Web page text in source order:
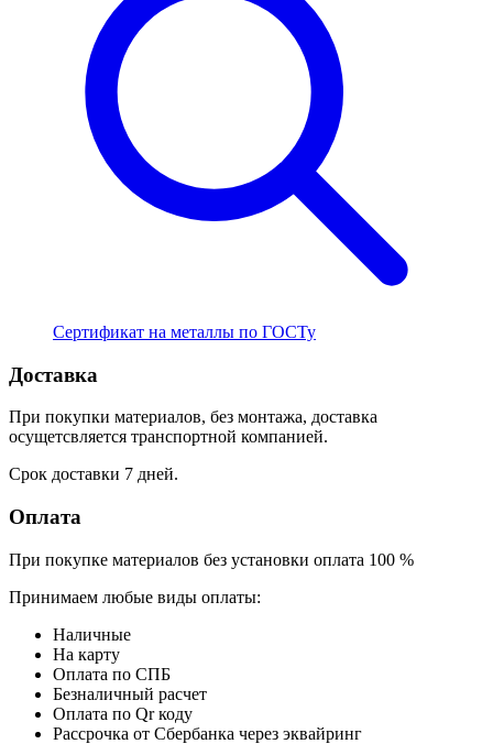
Сертификат на металлы по ГОСТу
Доставка
При покупки материалов, без монтажа, доставка
осущетсвляется транспортной компанией.
Срок доставки 7 дней.
Оплата
При покупке материалов без установки оплата 100 %
Принимаем любые виды оплаты:
Наличные
На карту
Оплата по СПБ
Безналичный расчет
Оплата по Qr коду
Рассрочка от Сбербанка через эквайринг